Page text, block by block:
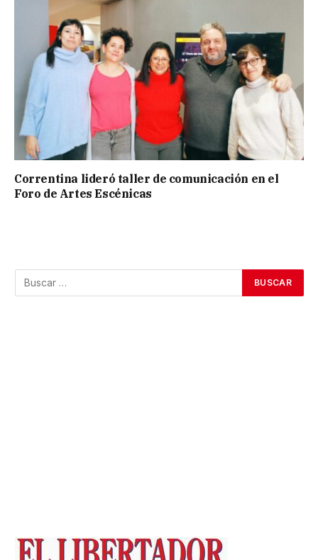
Correntina lideró taller de comunicación en el
Foro de Artes Escénicas